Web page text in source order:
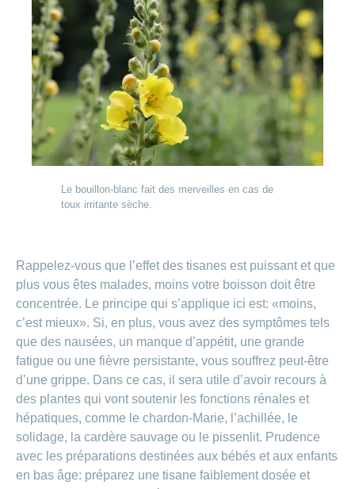
Le bouillon-blanc fait des merveilles en cas de
toux irritante sèche.
Rappelez-vous que l’effet des tisanes est puissant et que
plus vous êtes malades, moins votre boisson doit être
concentrée. Le principe qui s’applique ici est: «moins,
c’est mieux». Si, en plus, vous avez des symptômes tels
que des nausées, un manque d’appétit, une grande
fatigue ou une fièvre persistante, vous souffrez peut-être
d’une grippe. Dans ce cas, il sera utile d’avoir recours à
des plantes qui vont soutenir les fonctions rénales et
hépatiques, comme le chardon-Marie, l’achillée, le
solidage, la cardère sauvage ou le pissenlit. Prudence
avec les préparations destinées aux bébés et aux enfants
en bas âge: préparez une tisane faiblement dosée et